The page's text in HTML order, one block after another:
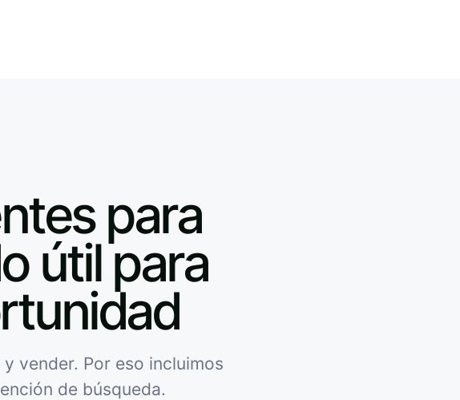
para
útil para
vender. Por eso incluimos
de búsqueda.